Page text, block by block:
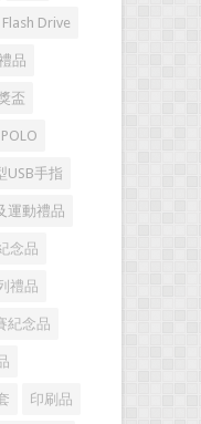
Flash Drive
品
盃
POLO
USB手指
運動禮品
念品
禮品
紀念品
印刷品